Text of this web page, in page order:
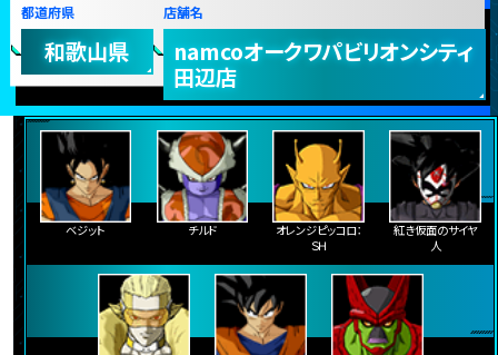
都道府県
和歌山県
店舗名
namcoオークワパビリオンシティ
田辺店
ベジット チルド
オレンジピッコロ：
ＳＨ
紅き仮面のサイヤ
人